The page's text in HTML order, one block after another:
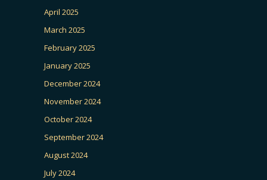
April 2025
March 2025
February 2025
January 2025
December 2024
November 2024
October 2024
September 2024
August 2024
July 2024